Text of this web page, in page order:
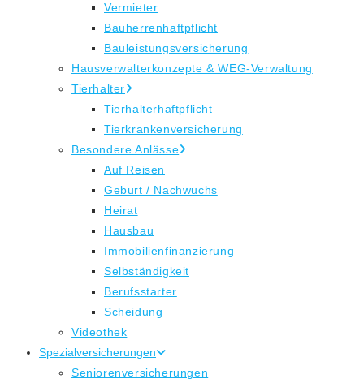
Vermieter
Bauherrenhaftpflicht
Bauleistungsversicherung
Hausverwalterkonzepte & WEG-Verwaltung
Tierhalter
Tierhalterhaftpflicht
Tierkrankenversicherung
Besondere Anlässe
Auf Reisen
Geburt / Nachwuchs
Heirat
Hausbau
Immobilienfinanzierung
Selbständigkeit
Berufsstarter
Scheidung
Videothek
Spezialversicherungen
Seniorenversicherungen